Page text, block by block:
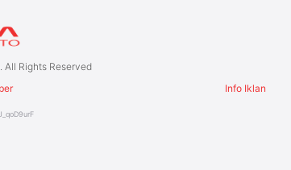
All Rights Reserved
Info Iklan